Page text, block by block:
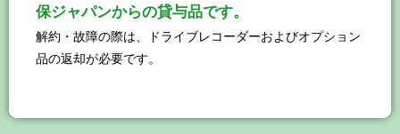
保ジャパンからの貸与品です。
解約・故障の際は、ドライブレコーダーおよびオプション
品の返却が必要です。